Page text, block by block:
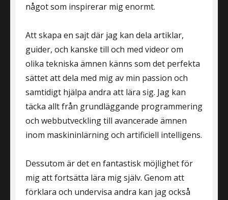
något som inspirerar mig enormt.
Att skapa en sajt där jag kan dela artiklar,
guider, och kanske till och med videor om
olika tekniska ämnen känns som det perfekta
sättet att dela med mig av min passion och
samtidigt hjälpa andra att lära sig. Jag kan
täcka allt från grundläggande programmering
och webbutveckling till avancerade ämnen
inom maskininlärning och artificiell intelligens.
Dessutom är det en fantastisk möjlighet för
mig att fortsätta lära mig själv. Genom att
förklara och undervisa andra kan jag också